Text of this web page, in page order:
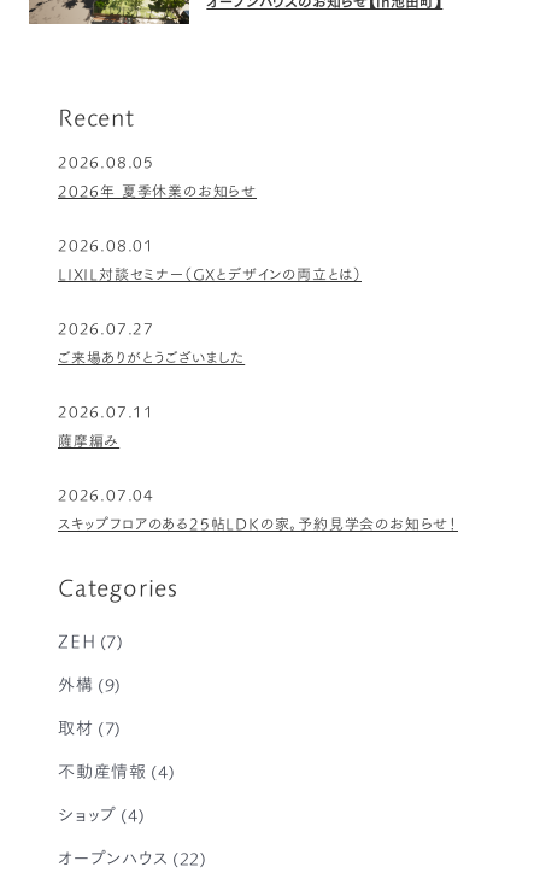
Recent
2026.08.05
2026年 夏季休業のお知らせ
2026.08.01
LIXIL対談セミナー（GXとデザインの両立とは）
2026.07.27
ご来場ありがとうございました
2026.07.11
薩摩編み
2026.07.04
スキップフロアのある25帖LDKの家。予約見学会のお知らせ！
Categories
ZEH (7)
外構 (9)
取材 (7)
不動産情報 (4)
ショップ (4)
オープンハウス (22)